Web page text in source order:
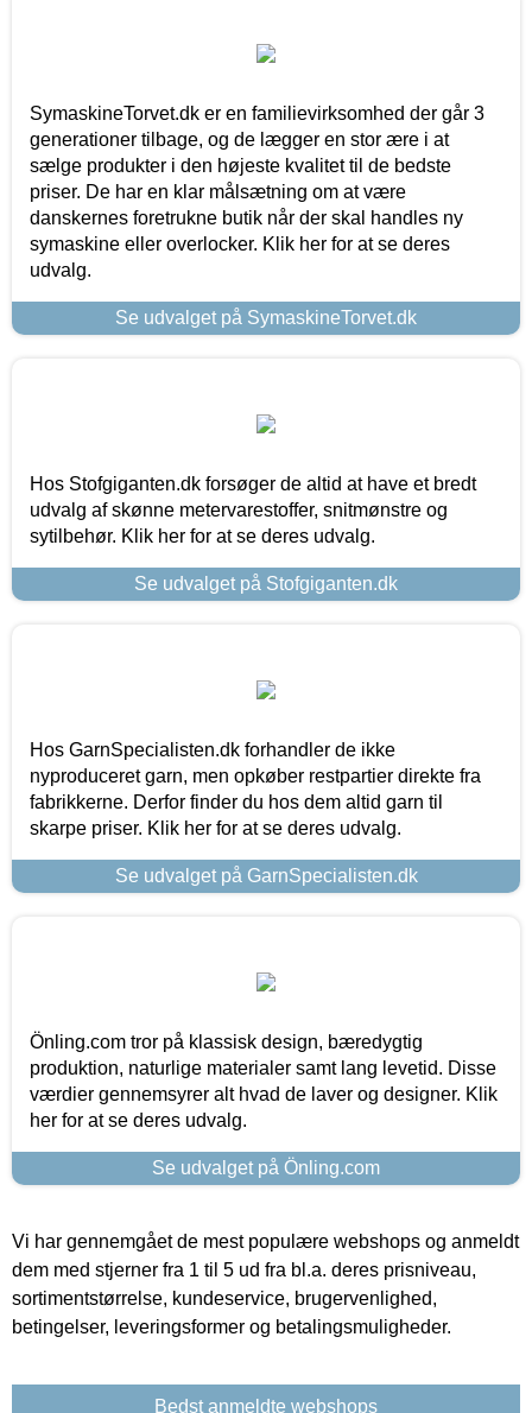
SymaskineTorvet.dk er en familievirksomhed der går 3
generationer tilbage, og de lægger en stor ære i at
sælge produkter i den højeste kvalitet til de bedste
priser. De har en klar målsætning om at være
danskernes foretrukne butik når der skal handles ny
symaskine eller overlocker. Klik her for at se deres
udvalg.
Se udvalget på SymaskineTorvet.dk
Hos Stofgiganten.dk forsøger de altid at have et bredt
udvalg af skønne metervarestoffer, snitmønstre og
sytilbehør. Klik her for at se deres udvalg.
Se udvalget på Stofgiganten.dk
Hos GarnSpecialisten.dk forhandler de ikke
nyproduceret garn, men opkøber restpartier direkte fra
fabrikkerne. Derfor finder du hos dem altid garn til
skarpe priser. Klik her for at se deres udvalg.
Se udvalget på GarnSpecialisten.dk
Önling.com tror på klassisk design, bæredygtig
produktion, naturlige materialer samt lang levetid. Disse
værdier gennemsyrer alt hvad de laver og designer. Klik
her for at se deres udvalg.
Se udvalget på Önling.com
Vi har gennemgået de mest populære webshops og anmeldt
dem med stjerner fra 1 til 5 ud fra bl.a. deres prisniveau,
sortimentstørrelse, kundeservice, brugervenlighed,
betingelser, leveringsformer og betalingsmuligheder.
Bedst anmeldte webshops